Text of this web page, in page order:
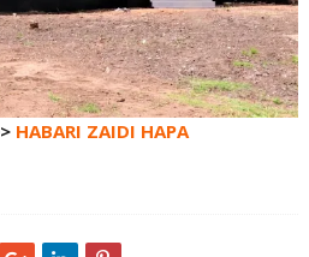
HABARI ZAIDI HAPA